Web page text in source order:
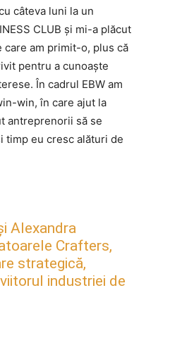
câteva luni la un
CLUB și mi-a plăcut
am primit-o, plus că
pentru a cunoaște
În cadrul EBW am
win, în care ajut la
antreprenorii să se
timp eu cresc alături de
Alexandra
Crafters,
strategică,
industriei de